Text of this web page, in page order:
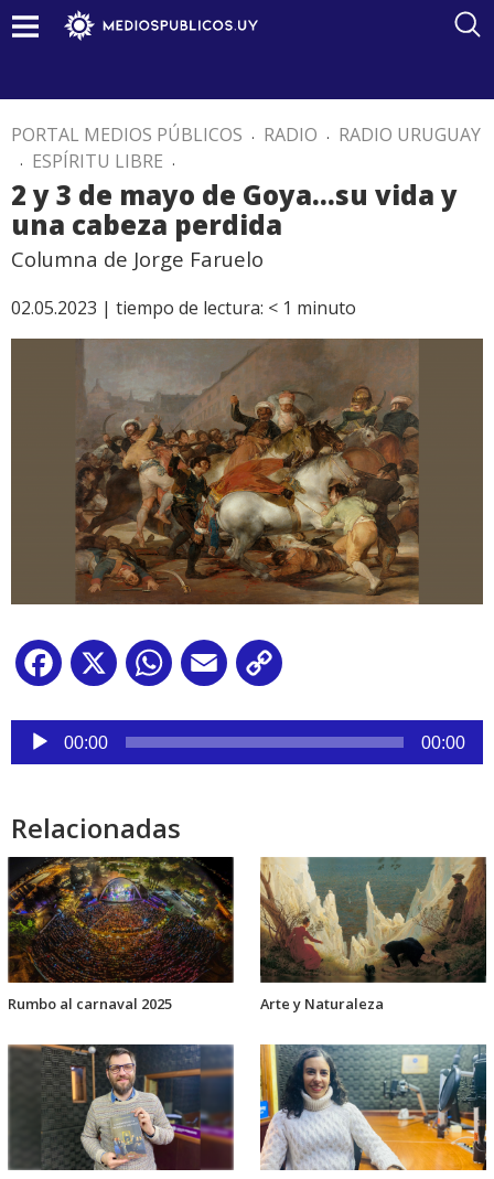
PORTAL MEDIOS PÚBLICOS . RADIO . RADIO URUGUAY
. ESPÍRITU LIBRE .
2 y 3 de mayo de Goya…su vida y
una cabeza perdida
Columna de Jorge Faruelo
02.05.2023 | tiempo de lectura: < 1 minuto
Facebook
X WhatsApp
Email
Reproductor
audio
00:00 00:00
Relacionadas
Rumbo al carnaval 2025 Arte y Naturaleza